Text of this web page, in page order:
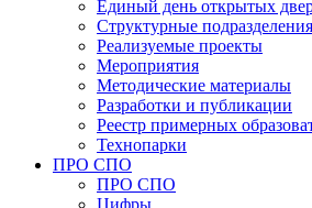
Единый день открытых
Структурные подразделения
Реализуемые проекты
Мероприятия
Методические материалы
Разработки и публикации
Реестр примерных
Технопарки
ПРО СПО
ПРО СПО
Цифры